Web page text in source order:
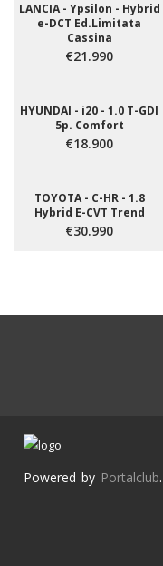
LANCIA - Ypsilon - Hybrid
e-DCT Ed.Limitata
Cassina
€21.990
HYUNDAI - i20 - 1.0 T-GDI
5p. Comfort
€18.900
TOYOTA - C-HR - 1.8
Hybrid E-CVT Trend
€30.990
Powered by Portalclub.